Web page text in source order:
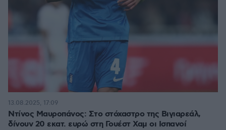
Ντίνος Μαυροπάνος: Στο στόχαστρο της Βιγιαρεάλ,
δίνουν 20 εκατ. ευρώ στη Γουέστ Χαμ οι Ισπανοί
13.08.2025, 17:09